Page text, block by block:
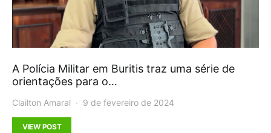
A Polícia Militar em Buritis traz uma série de
orientações para o…
Clailton Amaral 9 de fevereiro de 2024
VIEW POST